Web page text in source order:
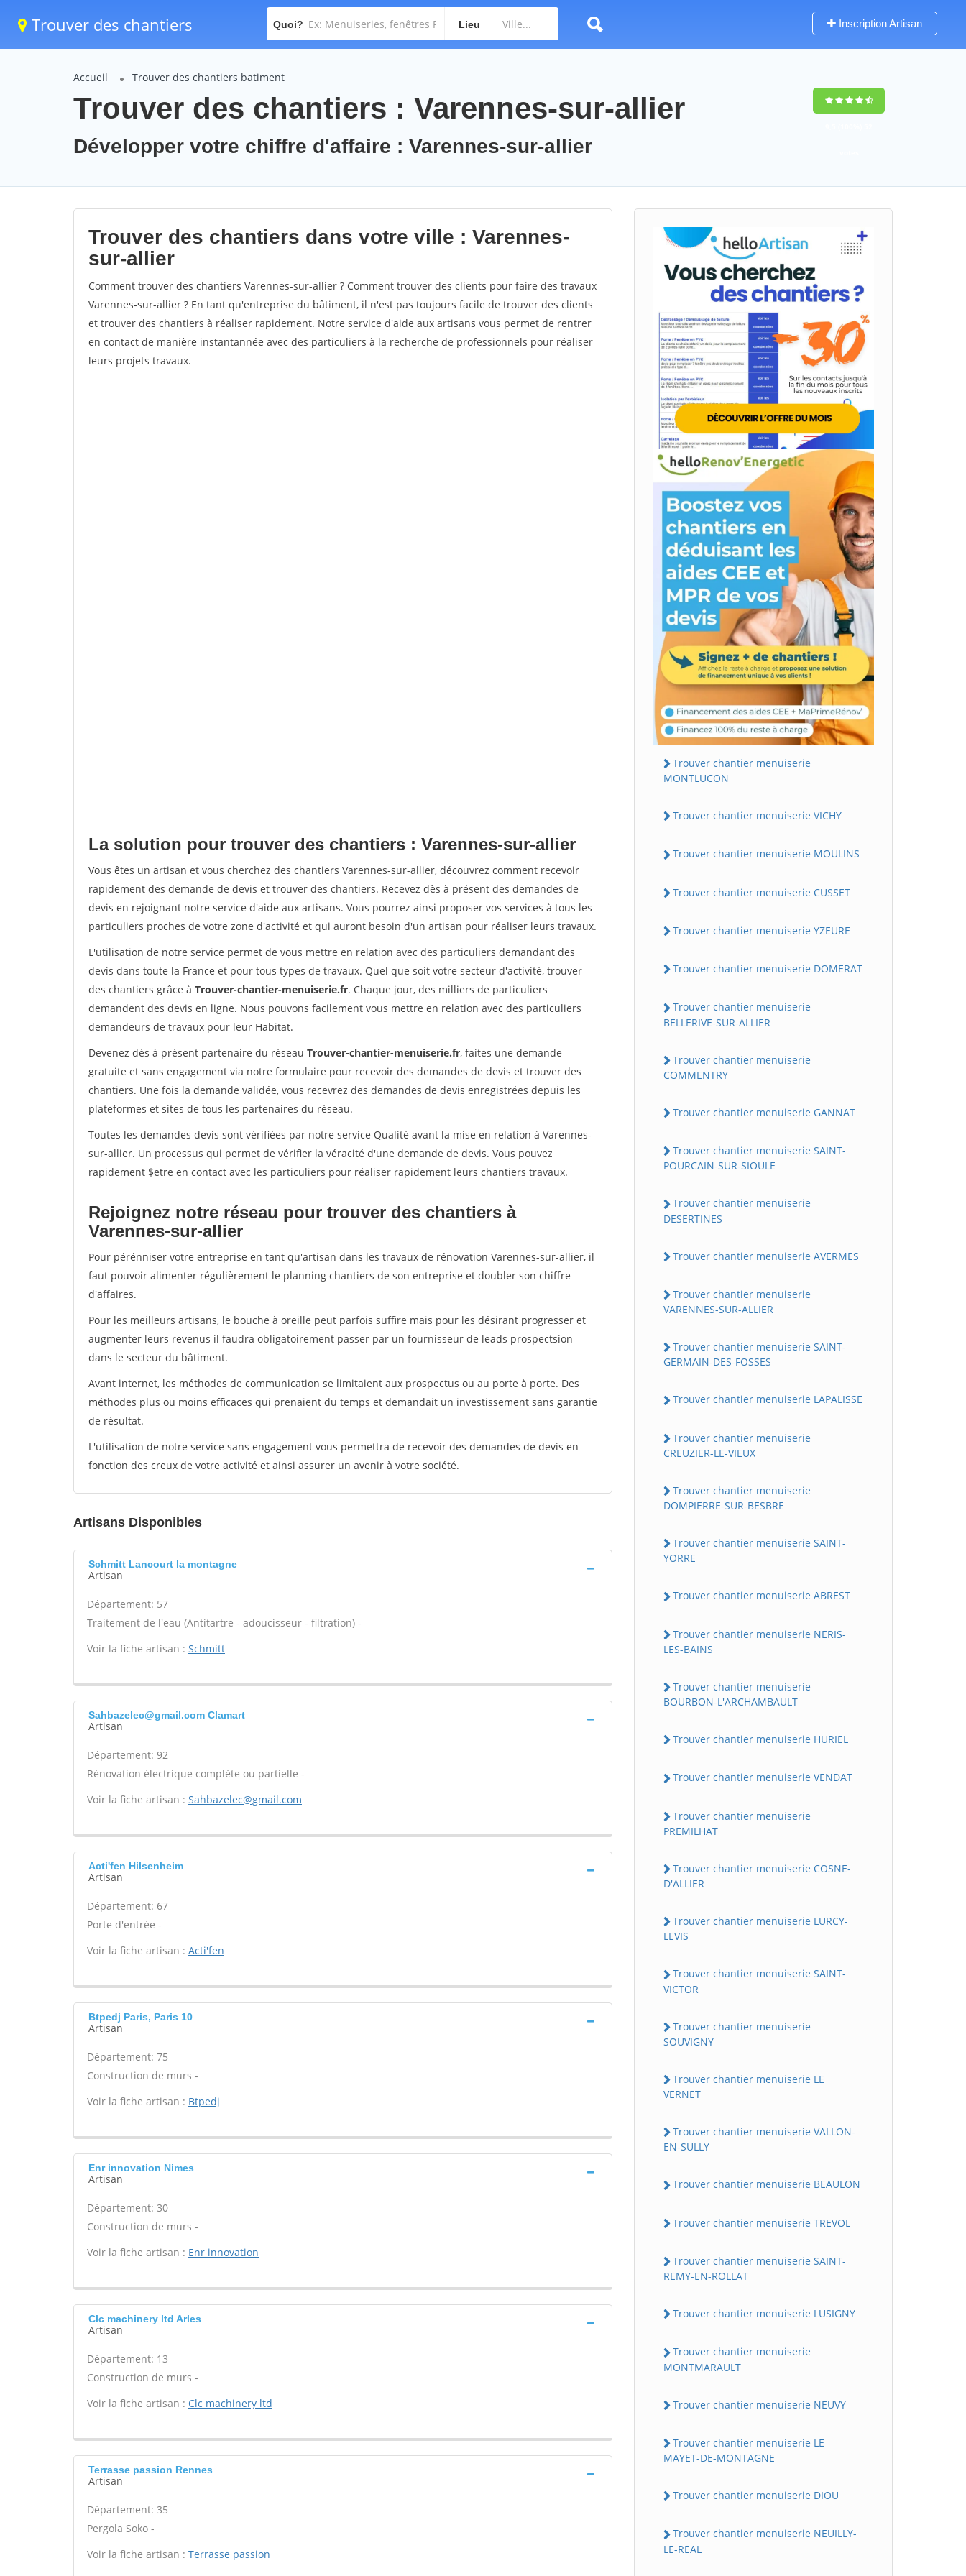
Trouver des chantiers Quoi? Lieu Inscription Artisan
Accueil Trouver des chantiers batiment
Trouver des chantiers : Varennes-sur-allier
Développer votre chiffre d'affaire : Varennes-sur-allier
Trouver des chantiers dans votre ville : Varennes-
sur-allier
Comment trouver des chantiers Varennes-sur-allier ? Comment trouver des clients pour faire des travaux
Varennes-sur-allier ? En tant qu'entreprise du bâtiment, il n'est pas toujours facile de trouver des clients
et trouver des chantiers à réaliser rapidement. Notre service d'aide aux artisans vous permet de rentrer
en contact de manière instantannée avec des particuliers à la recherche de professionnels pour réaliser
leurs projets travaux.
La solution pour trouver des chantiers : Varennes-sur-allier
Vous êtes un artisan et vous cherchez des chantiers Varennes-sur-allier, découvrez comment recevoir
rapidement des demande de devis et trouver des chantiers. Recevez dès à présent des demandes de
devis en rejoignant notre service d'aide aux artisans. Vous pourrez ainsi proposer vos services à tous les
particuliers proches de votre zone d'activité et qui auront besoin d'un artisan pour réaliser leurs travaux.
L'utilisation de notre service permet de vous mettre en relation avec des particuliers demandant des
devis dans toute la France et pour tous types de travaux. Quel que soit votre secteur d'activité, trouver
des chantiers grâce à Trouver-chantier-menuiserie.fr. Chaque jour, des milliers de particuliers
demandent des devis en ligne. Nous pouvons facilement vous mettre en relation avec des particuliers
demandeurs de travaux pour leur Habitat.
Devenez dès à présent partenaire du réseau Trouver-chantier-menuiserie.fr, faites une demande
gratuite et sans engagement via notre formulaire pour recevoir des demandes de devis et trouver des
chantiers. Une fois la demande validée, vous recevrez des demandes de devis enregistrées depuis les
plateformes et sites de tous les partenaires du réseau.
Toutes les demandes devis sont vérifiées par notre service Qualité avant la mise en relation à Varennes-
sur-allier. Un processus qui permet de vérifier la véracité d'une demande de devis. Vous pouvez
rapidement $etre en contact avec les particuliers pour réaliser rapidement leurs chantiers travaux.
Rejoignez notre réseau pour trouver des chantiers à
Varennes-sur-allier
Pour pérénniser votre entreprise en tant qu'artisan dans les travaux de rénovation Varennes-sur-allier, il
faut pouvoir alimenter régulièrement le planning chantiers de son entreprise et doubler son chiffre
d'affaires.
Pour les meilleurs artisans, le bouche à oreille peut parfois suffire mais pour les désirant progresser et
augmenter leurs revenus il faudra obligatoirement passer par un fournisseur de leads prospectsion
dans le secteur du bâtiment.
Avant internet, les méthodes de communication se limitaient aux prospectus ou au porte à porte. Des
méthodes plus ou moins efficaces qui prenaient du temps et demandait un investissement sans garantie
de résultat.
L'utilisation de notre service sans engagement vous permettra de recevoir des demandes de devis en
fonction des creux de votre activité et ainsi assurer un avenir à votre société.
Artisans Disponibles
Schmitt Lancourt la montagne
Artisan
Département: 57
Traitement de l'eau (Antitartre - adoucisseur - filtration) -
Voir la fiche artisan : Schmitt
Sahbazelec@gmail.com Clamart
Artisan
Département: 92
Rénovation électrique complète ou partielle -
Voir la fiche artisan : Sahbazelec@gmail.com
Acti'fen Hilsenheim
Artisan
Département: 67
Porte d'entrée -
Voir la fiche artisan : Acti'fen
Btpedj Paris, Paris 10
Artisan
Département: 75
Construction de murs -
Voir la fiche artisan : Btpedj
Enr innovation Nimes
Artisan
Département: 30
Construction de murs -
Voir la fiche artisan : Enr innovation
Clc machinery ltd Arles
Artisan
Département: 13
Construction de murs -
Voir la fiche artisan : Clc machinery ltd
Terrasse passion Rennes
Artisan
Département: 35
Pergola Soko -
Voir la fiche artisan : Terrasse passion
Trouver chantier menuiserie
MONTLUCON
Trouver chantier menuiserie VICHY
Trouver chantier menuiserie MOULINS
Trouver chantier menuiserie CUSSET
Trouver chantier menuiserie YZEURE
Trouver chantier menuiserie DOMERAT
Trouver chantier menuiserie
BELLERIVE-SUR-ALLIER
Trouver chantier menuiserie
COMMENTRY
Trouver chantier menuiserie GANNAT
Trouver chantier menuiserie SAINT-
POURCAIN-SUR-SIOULE
Trouver chantier menuiserie
DESERTINES
Trouver chantier menuiserie AVERMES
Trouver chantier menuiserie
VARENNES-SUR-ALLIER
Trouver chantier menuiserie SAINT-
GERMAIN-DES-FOSSES
Trouver chantier menuiserie LAPALISSE
Trouver chantier menuiserie
CREUZIER-LE-VIEUX
Trouver chantier menuiserie
DOMPIERRE-SUR-BESBRE
Trouver chantier menuiserie SAINT-
YORRE
Trouver chantier menuiserie ABREST
Trouver chantier menuiserie NERIS-
LES-BAINS
Trouver chantier menuiserie
BOURBON-L'ARCHAMBAULT
Trouver chantier menuiserie HURIEL
Trouver chantier menuiserie VENDAT
Trouver chantier menuiserie
PREMILHAT
Trouver chantier menuiserie COSNE-
D'ALLIER
Trouver chantier menuiserie LURCY-
LEVIS
Trouver chantier menuiserie SAINT-
VICTOR
Trouver chantier menuiserie
SOUVIGNY
Trouver chantier menuiserie LE
VERNET
Trouver chantier menuiserie VALLON-
EN-SULLY
Trouver chantier menuiserie BEAULON
Trouver chantier menuiserie TREVOL
Trouver chantier menuiserie SAINT-
REMY-EN-ROLLAT
Trouver chantier menuiserie LUSIGNY
Trouver chantier menuiserie
MONTMARAULT
Trouver chantier menuiserie NEUVY
Trouver chantier menuiserie LE
MAYET-DE-MONTAGNE
Trouver chantier menuiserie DIOU
Trouver chantier menuiserie NEUILLY-
LE-REAL